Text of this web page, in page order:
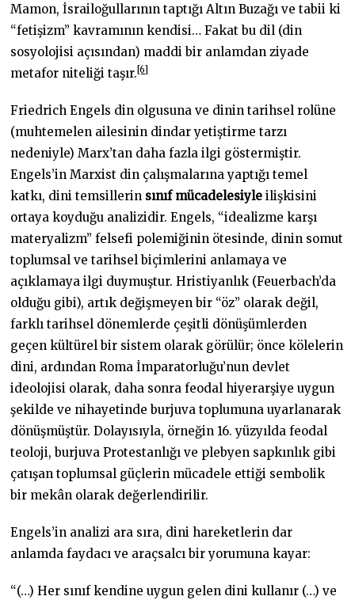
Mamon, İsrailoğullarının taptığı Altın Buzağı ve tabii ki
“fetişizm” kavramının kendisi… Fakat bu dil (din
sosyolojisi açısından) maddi bir anlamdan ziyade
metafor niteliği taşır.[6]
Friedrich Engels din olgusuna ve dinin tarihsel rolüne
(muhtemelen ailesinin dindar yetiştirme tarzı
nedeniyle) Marx’tan daha fazla ilgi göstermiştir.
Engels’in Marxist din çalışmalarına yaptığı temel
katkı, dini temsillerin sınıf mücadelesiyle ilişkisini
ortaya koyduğu analizidir. Engels, “idealizme karşı
materyalizm” felsefi polemiğinin ötesinde, dinin somut
toplumsal ve tarihsel biçimlerini anlamaya ve
açıklamaya ilgi duymuştur. Hristiyanlık (Feuerbach’da
olduğu gibi), artık değişmeyen bir “öz” olarak değil,
farklı tarihsel dönemlerde çeşitli dönüşümlerden
geçen kültürel bir sistem olarak görülür; önce kölelerin
dini, ardından Roma İmparatorluğu’nun devlet
ideolojisi olarak, daha sonra feodal hiyerarşiye uygun
şekilde ve nihayetinde burjuva toplumuna uyarlanarak
dönüşmüştür. Dolayısıyla, örneğin 16. yüzyılda feodal
teoloji, burjuva Protestanlığı ve plebyen sapkınlık gibi
çatışan toplumsal güçlerin mücadele ettiği sembolik
bir mekân olarak değerlendirilir.
Engels’in analizi ara sıra, dini hareketlerin dar
anlamda faydacı ve araçsalcı bir yorumuna kayar:
“(…) Her sınıf kendine uygun gelen dini kullanır (…) ve